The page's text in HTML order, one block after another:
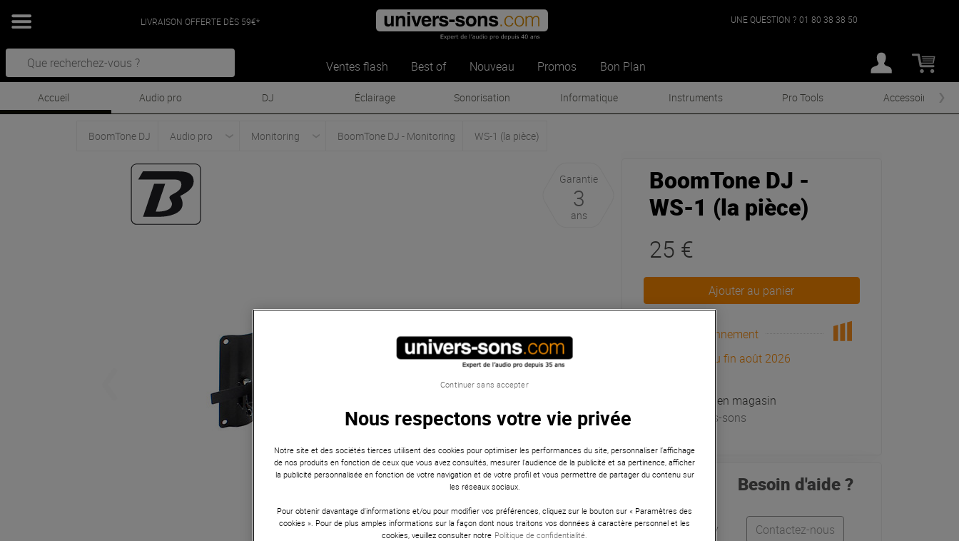
LIVRAISON OFFERTE DÈS 59€*
Ventes flash Best of Nouveau Promos Bon Plan
UNE QUESTION ? 01 80 38 38 50
Accueil Audio pro DJ Éclairage Sonorisation Informatique Instruments Pro Tools Accessoires
BoomTone DJ Audio pro Monitoring BoomTone DJ - Monitoring WS-1 (la pièce)
Garantie
3
ans
BoomTone DJ -
WS-1 (la pièce)
25 €
Ajouter au panier
Réapprovisionnement
Arrivage prévu fin août 2026
En stock en magasin
à Univers-sons
Léo Anthony
Besoin d'aide ?
Contactez-nous
Nous respectons votre vie privée
Notre site et des sociétés tierces utilisent des cookies pour optimiser les performances du site, personnaliser l’affichage
de nos produits en fonction de ceux que vous avez consultés, mesurer l'audience de la publicité et sa pertinence, afficher
la publicité personnalisée en fonction de votre navigation et de votre profil et vous permettre de partager du contenu sur
les réseaux sociaux.
Pour obtenir davantage d'informations et/ou pour modifier vos préférences, cliquez sur le bouton sur « Paramètres des
cookies ». Pour de plus amples informations sur la façon dont nous traitons vos données à caractère personnel et les
cookies, veuillez consulter notre Politique de confidentialité.
Continuer sans accepter